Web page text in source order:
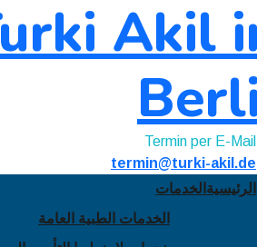
Termin per E-Mail
termin@turki-akil.de
الرئيسيةالخدمات
الخدمات الطبية العامة